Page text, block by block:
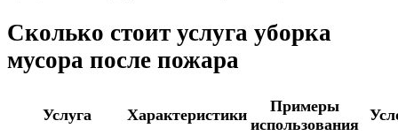
Сколько стоит услуга уборка
мусора после пожара
Услуга Характеристики
Примеры
использования